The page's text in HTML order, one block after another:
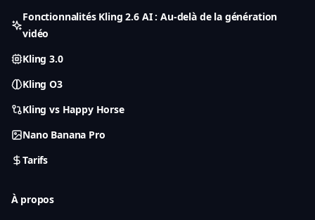
Fonctionnalités Kling 2.6 AI : Au-delà de la génération
vidéo
Kling 3.0
Kling O3
Kling vs Happy Horse
Nano Banana Pro
Tarifs
À propos